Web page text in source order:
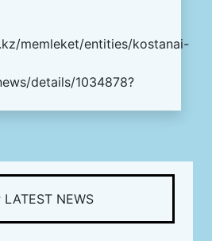
memleket/entities/kostanai-
details/1034878?
LATEST NEWS